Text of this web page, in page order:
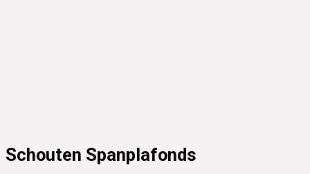
Schouten Spanplafonds